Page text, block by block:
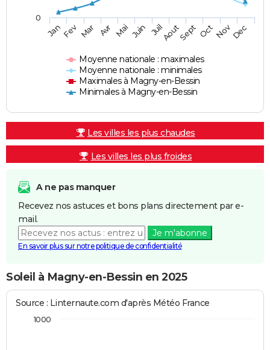
Moyenne nationale : maximales
Moyenne nationale : minimales
Maximales à Magny-en-Bessin
Minimales à Magny-en-Bessin
JanFev Mar Avr Mai Juin JuilAoutSept OctNovDec
0
Les villes les plus chaudes
Les villes les plus froides
A ne pas manquer
Recevez nos astuces et bons plans directement par e-
mail.
Je m'abonne
En savoir plus sur notre politique de confidentialité
Soleil à Magny-en-Bessin en 2025
Source : Linternaute.com d'après Météo France
1000